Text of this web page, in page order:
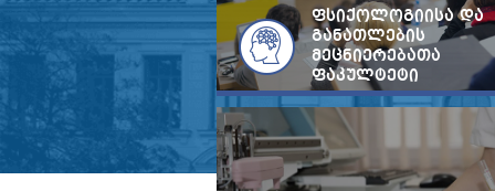
ფსიქოლოგიისა და
განათლების
მეცნიერებათა
ფაკულტეტი